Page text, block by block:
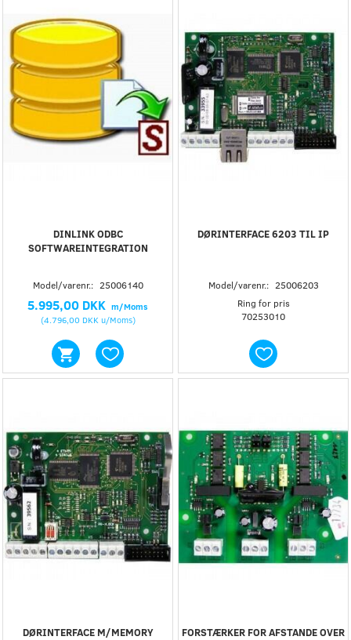
DINLINK ODBC
SOFTWAREINTEGRATION
Model/varenr.: 25006140
5.995,00 DKK m/Moms
(4.796,00 DKK u/Moms)
DØRINTERFACE 6203 TIL IP
Model/varenr.: 25006203
Ring for pris
70253010
DØRINTERFACE M/MEMORY
FORSTÆRKER FOR AFSTANDE OVER